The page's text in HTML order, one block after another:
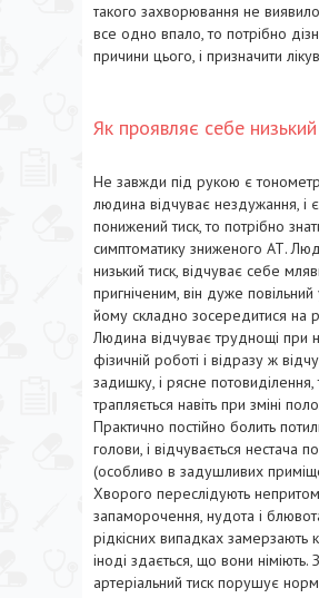
такого захворювання не
все одно впало, то потрібно
причини цього, і призначити
Як проявляє себе
Не завжди під рукою є
людина відчуває нездужання, і
понижений тиск, то потрібно
симптоматику зниженого АТ.
низький тиск, відчуває себе
пригніченим, він дуже повільний
йому складно зосередитися на
Людина відчуває труднощі при
фізичній роботі і відразу ж
задишку, і рясне потовиділення,
трапляється навіть при зміні
Практично постійно болить
голови, і відчувається нестача
(особливо в задушливих
Хворого переслідують
запаморочення, нудота і
рідкісних випадках замерзають
іноді здається, що вони німіють.
артеріальний тиск порушує